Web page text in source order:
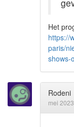
Het
https://
paris/
shows-
Rodeni
mei 2023